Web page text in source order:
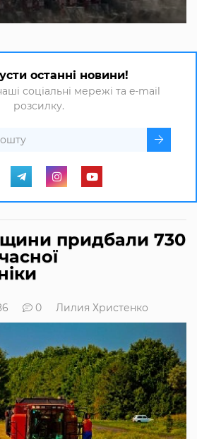
останні новини!
соціальні мережі та e-mail
розсилку.
придбали 730
0 Лилия Христенко